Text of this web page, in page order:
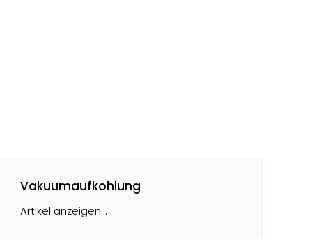
Vakuumaufkohlung
Artikel anzeigen...